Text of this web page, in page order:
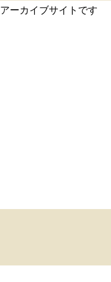
アーカイブサイトです